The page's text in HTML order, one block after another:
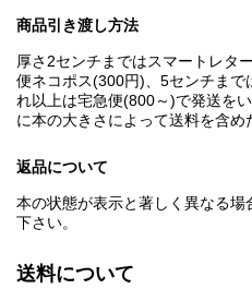
商品引き渡し方法
厚さ2センチまではスマートレタ
便ネコポス(300円)、5センチま
れ以上は宅急便(800～)で発送を
に本の大きさによって送料を含め
返品について
本の状態が表示と著しく異なる
下さい。
送料について